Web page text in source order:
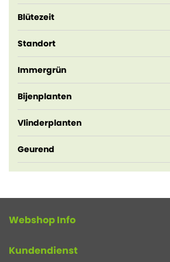
Blütezeit
Standort
Immergrün
Bijenplanten
Vlinderplanten
Geurend
Webshop Info
Kundendienst